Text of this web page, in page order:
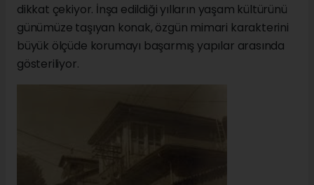
dikkat çekiyor. İnşa edildiği yılların yaşam kültürünü
günümüze taşıyan konak, özgün mimari karakterini
büyük ölçüde korumayı başarmış yapılar arasında
gösteriliyor.